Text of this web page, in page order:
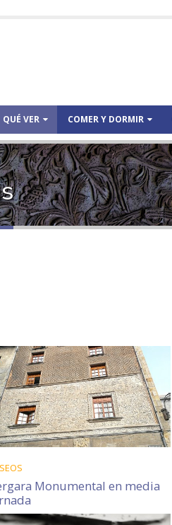
QUÉ VER COMER Y DORMIR
Monumental en media